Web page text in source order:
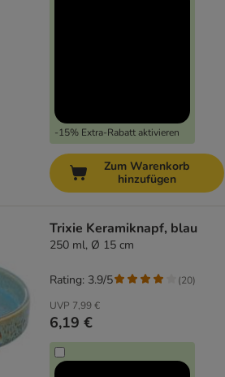
-15% Extra-Rabatt aktivieren
Zum Warenkorb
hinzufügen
Trixie Keramiknapf, blau
250 ml, Ø 15 cm
UVP 7,99 €
6,19 €
Rating: 3.9/5 (20)